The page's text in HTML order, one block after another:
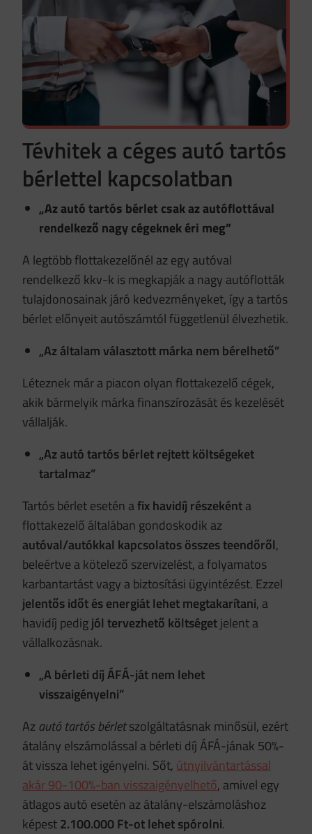
Tévhitek a céges autó tartós
bérlettel kapcsolatban
„Az autó tartós bérlet csak az autóflottával
rendelkező nagy cégeknek éri meg”
A legtöbb flottakezelőnél az egy autóval
rendelkező kkv-k is megkapják a nagy autóflották
tulajdonosainak járó kedvezményeket, így a tartós
bérlet előnyeit autószámtól függetlenül élvezhetik.
„Az általam választott márka nem bérelhető”
Léteznek már a piacon olyan flottakezelő cégek,
akik bármelyik márka finanszírozását és kezelését
vállalják.
„Az autó tartós bérlet rejtett költségeket
tartalmaz”
Tartós bérlet esetén afix havidíj részekénta
flottakezelő általában gondoskodik az
autóval/autókkal kapcsolatos összes teendőről,
beleértve a kötelező szervizelést, a folyamatos
karbantartást vagy a biztosítási ügyintézést. Ezzel
jelentős időt és energiát lehet megtakarítani, a
havidíj pedigjól tervezhető költségetjelent a
vállalkozásnak.
„A bérleti díj ÁFÁ-ját nem lehet
visszaigényelni”
Az autó tartós bérletszolgáltatásnak minősül, ezért
átalány elszámolással a bérleti díj ÁFÁ-jának 50%-
át vissza lehet igényelni. Sőt, útnyilvántartással
akár 90-100%-ban visszaigényelhető, amivel egy
átlagos autó esetén az átalány-elszámoláshoz
képest2.100.000 Ft-ot lehet spórolni.